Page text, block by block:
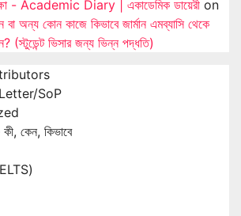
- Academic Diary | একাডেমিক ডায়েরী on
বা অন্য কোন কাজে কিভাবে জার্মান এমব্যাসি থেকে
(স্টুডেন্ট ভিসার জন্য ভিন্ন পদ্ধতি)
SoP
কেন, কিভাবে